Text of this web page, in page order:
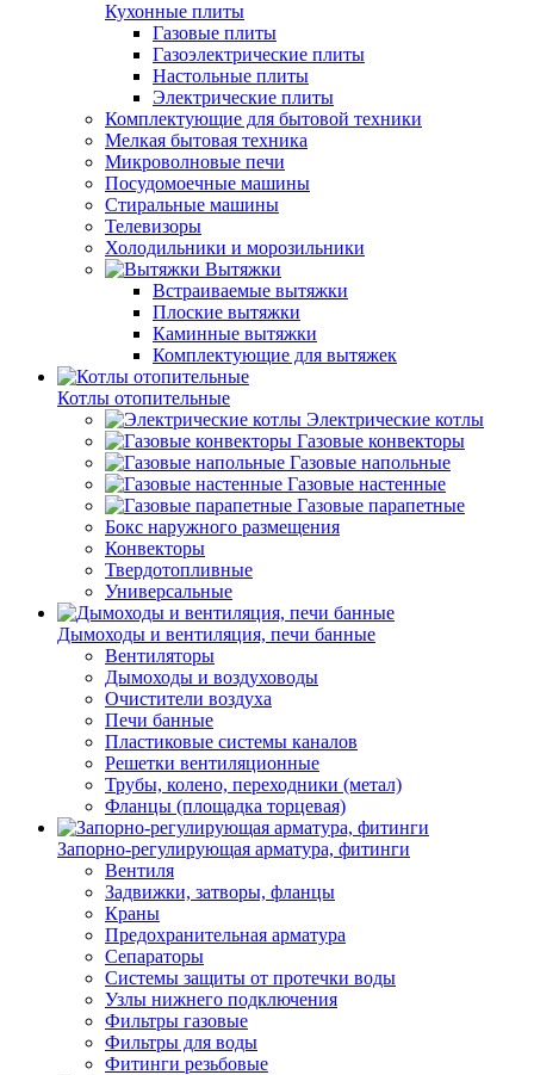
Кухонные плиты
Газовые плиты
Газоэлектрические плиты
Настольные плиты
Электрические плиты
Комплектующие для бытовой техники
Мелкая бытовая техника
Микроволновые печи
Посудомоечные машины
Стиральные машины
Телевизоры
Холодильники и морозильники
Вытяжки
Встраиваемые вытяжки
Плоские вытяжки
Каминные вытяжки
Комплектующие для вытяжек
Котлы отопительные
Электрические котлы
Газовые конвекторы
Газовые напольные
Газовые настенные
Газовые парапетные
Бокс наружного размещения
Конвекторы
Твердотопливные
Универсальные
Дымоходы и вентиляция, печи банные
Вентиляторы
Дымоходы и воздуховоды
Очистители воздуха
Печи банные
Пластиковые системы каналов
Решетки вентиляционные
Трубы, колено, переходники (метал)
Фланцы (площадка торцевая)
Запорно-регулирующая арматура, фитинги
Вентиля
Задвижки, затворы, фланцы
Краны
Предохранительная арматура
Сепараторы
Системы защиты от протечки воды
Узлы нижнего подключения
Фильтры газовые
Фильтры для воды
Фитинги резьбовые